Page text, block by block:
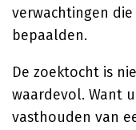
verwachtingen
bepaalden.
De zoektocht is
waardevol. Want
vasthouden van